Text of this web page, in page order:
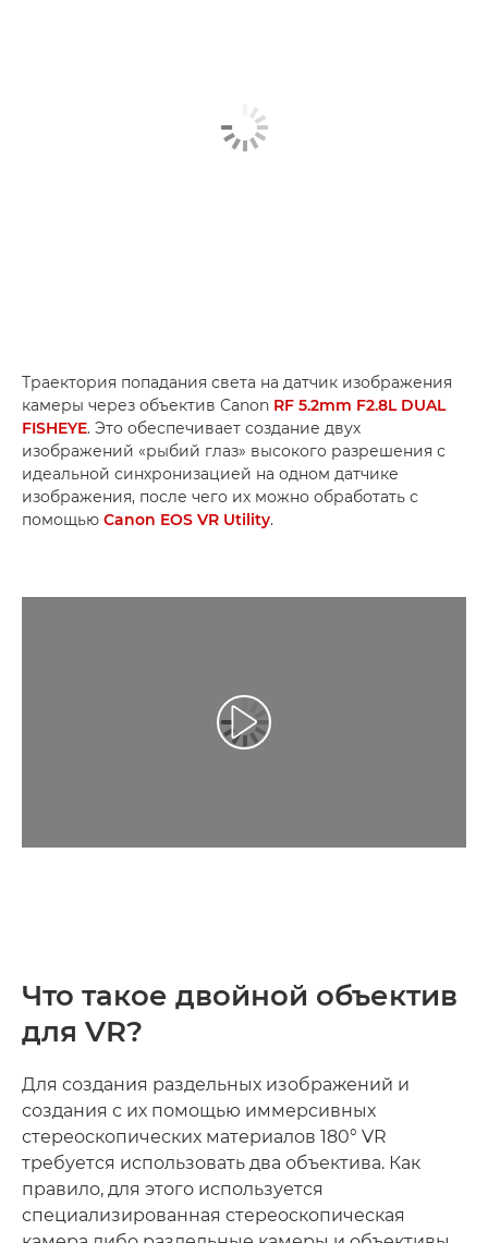
Траектория попадания света на датчик изображения
камеры через объектив Canon RF 5.2mm F2.8L DUAL
FISHEYE. Это обеспечивает создание двух
изображений «рыбий глаз» высокого разрешения с
идеальной синхронизацией на одном датчике
изображения, после чего их можно обработать с
помощью Canon EOS VR Utility.
Воспроизведение видео
Что такое двойной объектив
для VR?
Для создания раздельных изображений и
создания с их помощью иммерсивных
стереоскопических материалов 180° VR
требуется использовать два объектива. Как
правило, для этого используется
специализированная стереоскопическая